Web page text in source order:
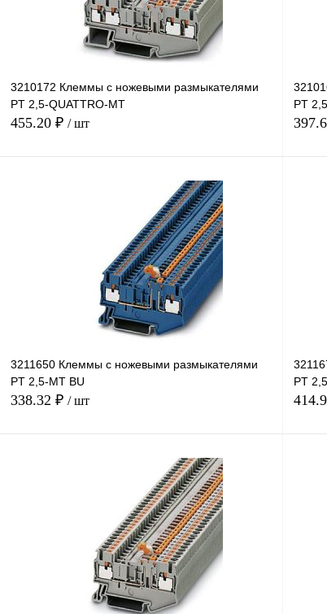
3210172 Клеммы с ножевыми размыкателями
PT 2,5-QUATTRO-MT
455.20 ₽ / шт
В корзину
Сравнение
наличии
PT
3211650 Клеммы с ножевыми размыкателями
PT 2,5-MT BU
338.32 ₽ / шт
В корзину
Сравнение
наличии
PT